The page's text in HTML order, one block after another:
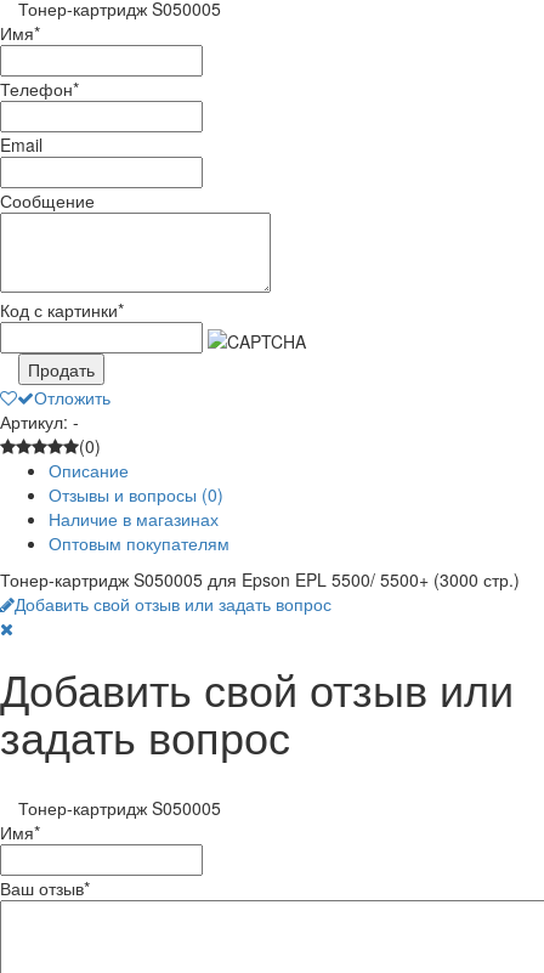
Тонер-картридж S050005
Имя*
Телефон*
Email
Сообщение
Код с картинки*
Продать
Отложить
Артикул: -
(0)
Описание
Отзывы и вопросы (0)
Наличие в магазинах
Оптовым покупателям
Тонер-картридж S050005 для Epson EPL 5500/ 5500+ (3000 стр.)
Добавить свой отзыв или задать вопрос
Добавить свой отзыв или
задать вопрос
Тонер-картридж S050005
Имя*
Ваш отзыв*